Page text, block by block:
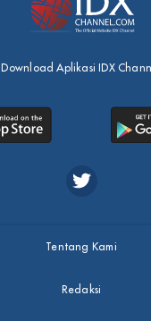
Download Aplikasi IDX
Tentang Kami
Redaksi